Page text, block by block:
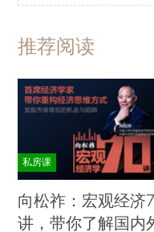
推荐阅读
私房课
向松祚：宏观经济
讲，带你了解国内